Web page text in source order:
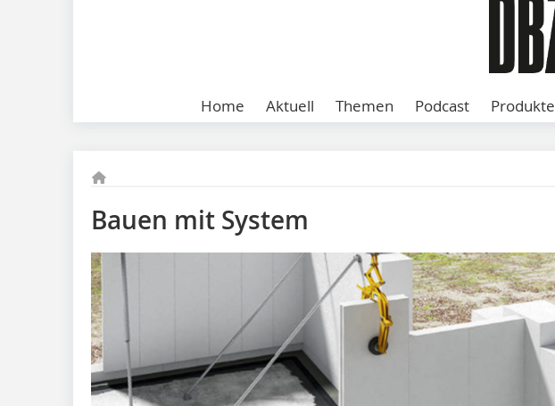
Home Aktuell Themen Podcast Produkte
Bauen mit System